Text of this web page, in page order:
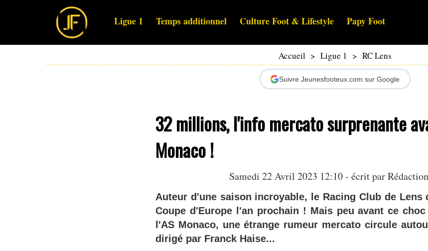
Ligue 1 Temps additionnel Culture Foot & Lifestyle Papy Foot
Accueil > Ligue 1 > RC Lens
Suivre Jeunesfooteux.com sur Google
32 millions, l'info mercato surprenante
Monaco !
Samedi 22 Avril 2023 12:10 - écrit par
Auteur d'une saison incroyable, le Racing Club de Lens
Coupe d'Europe l'an prochain ! Mais peu avant ce
l'AS Monaco, une étrange rumeur mercato circule
dirigé par Franck Haise...